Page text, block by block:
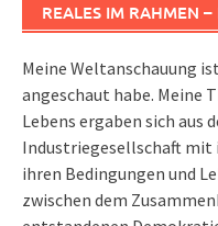
REALES IM RAHMEN
Meine Weltanschauung
angeschaut habe. Meine
Lebens ergaben sich aus
Industriegesellschaft mit
ihren Bedingungen und
zwischen dem